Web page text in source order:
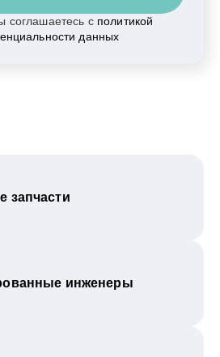
соглашаетесь с политикой
данных
запчасти
инженеры